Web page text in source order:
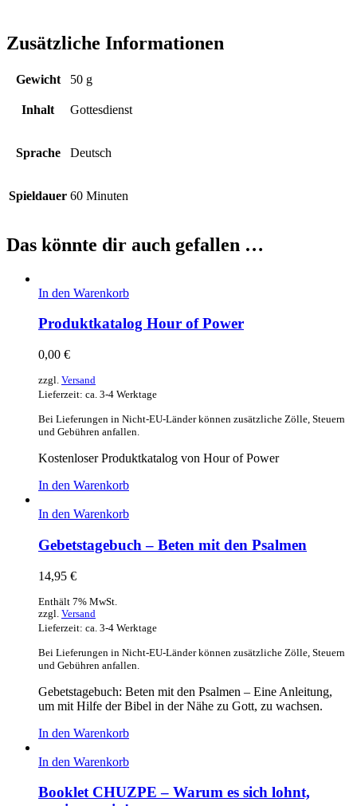
Zusätzliche Informationen
Gewicht 50 g
Inhalt Gottesdienst
Sprache Deutsch
Spieldauer 60 Minuten
Das könnte dir auch gefallen …
In den Warenkorb
Produktkatalog Hour of Power
0,00 €
zzgl. Versand
Lieferzeit: ca. 3-4 Werktage
Bei Lieferungen in Nicht-EU-Länder können zusätzliche Zölle, Steuern
und Gebühren anfallen.
Kostenloser Produktkatalog von Hour of Power
In den Warenkorb
In den Warenkorb
Gebetstagebuch – Beten mit den Psalmen
14,95 €
Enthält 7% MwSt.
zzgl. Versand
Lieferzeit: ca. 3-4 Werktage
Bei Lieferungen in Nicht-EU-Länder können zusätzliche Zölle, Steuern
und Gebühren anfallen.
Gebetstagebuch: Beten mit den Psalmen – Eine Anleitung,
um mit Hilfe der Bibel in der Nähe zu Gott, zu wachsen.
In den Warenkorb
In den Warenkorb
Booklet CHUZPE – Warum es sich lohnt,